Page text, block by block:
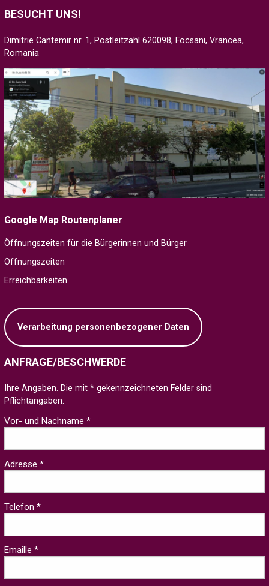
BESUCHT UNS!
Dimitrie Cantemir nr. 1, Postleitzahl 620098, Focsani, Vrancea,
Romania
Google Map Routenplaner
Öffnungszeiten für die Bürgerinnen und Bürger
Öffnungszeiten
Erreichbarkeiten
Verarbeitung personenbezogener Daten
ANFRAGE/BESCHWERDE
Ihre Angaben. Die mit * gekennzeichneten Felder sind
Pflichtangaben.
Vor- und Nachname *
Adresse *
Telefon *
Emaille *